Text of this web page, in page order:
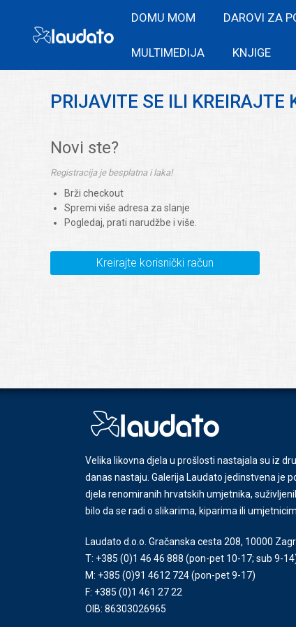
DOMU MOM DAROVI ZA
MULTIMEDIJA KNJIGE
PRIJAVITE SE ILI KREIRAJTE
Novi ste?
Registracija je besplatna i laka!
Brži checkout
Spremi više adresa za slanje
Pogledaj, prati narudžbe i više.
Kreirajte korisnički račun
Velika likovna djela u prošlosti nastajala su iz
danas nastaju. Galerija Laudato jedinstvena je
djela renomiranih hrvatskih umjetnika,
bilo da se radi o slikarima, kiparima ili
Laudato d.o.o. Gračanska cesta 208, 10000
T: +385 (0)1 46 46 888 (pon-pet 10-17; sub 9-
M: +385 (0)91 4612 724(pon-pet 9-17)
F: +385 (0)1 461 27 22
OIB: 86303026965